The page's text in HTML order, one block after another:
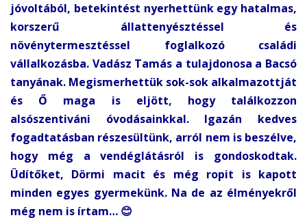
jóvoltából, betekintést nyerhettünk egy hatalmas,
korszerű állattenyésztéssel és
növénytermesztéssel foglalkozó családi
vállalkozásba. Vadász Tamás a tulajdonosa a Bacsó
tanyának. Megismerhettük sok-sok alkalmazottját
és Ő maga is eljött, hogy találkozzon
alsószentiváni óvodásainkkal. Igazán kedves
fogadtatásban részesültünk, arról nem is beszélve,
hogy még a vendéglátásról is gondoskodtak.
Üdítőket, Dörmi macit és még ropit is kapott
minden egyes gyermekünk. Na de az élményekről
még nem is írtam… 😊